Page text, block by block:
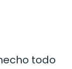
todo